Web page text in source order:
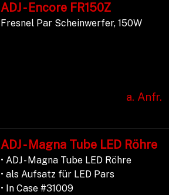
ADJ - Encore FR150Z
Fresnel Par Scheinwerfer, 150W
a. Anfr.
ADJ - Magna Tube LED Röhre
• ADJ - Magna Tube LED Röhre
• als Aufsatz für LED Pars
• In Case #31009